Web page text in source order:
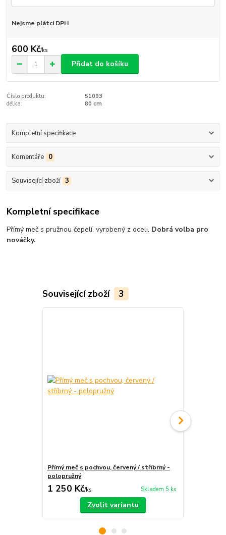
Nejsme plátci DPH
600 Kč/ks
Přidat do košíku
Číslo produktu:
51093
délka:
80 cm
Kompletní specifikace
Komentáře 0
Související zboží 3
Kompletní specifikace
Přímý meč s pružnou čepelí, vyrobený z oceli. Dobrá volba pro
nováčky.
Související zboží 3
Přímý meč s pochvou, červený / stříbrný -
polopružný
1 250 Kč/ks Skladem 5 ks
Zvolit variantu